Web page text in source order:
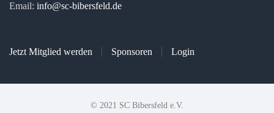
Email: info@sc-bibersfeld.de
Jetzt Mitglied werden Sponsoren Login
© 2021 SC Bibersfeld e.V.